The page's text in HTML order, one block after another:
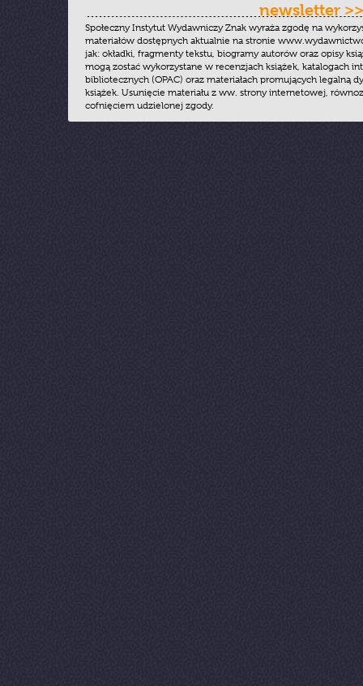
newsletter >>
Społeczny Instytut Wydawniczy Znak wyraża zgodę na
materiałów dostępnych aktualnie na stronie
jak: okładki, fragmenty tekstu, biogramy autorów oraz opisy
mogą zostać wykorzystane w recenzjach książek, katalogach
bibliotecznych (OPAC) oraz materiałach promujących legalną
książek. Usunięcie materiału z ww. strony internetowej,
cofnięciem udzielonej zgody.